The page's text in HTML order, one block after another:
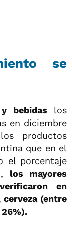
se
bebidas los
en diciembre
productos
que en el
el porcentaje
los mayores
en
(entre